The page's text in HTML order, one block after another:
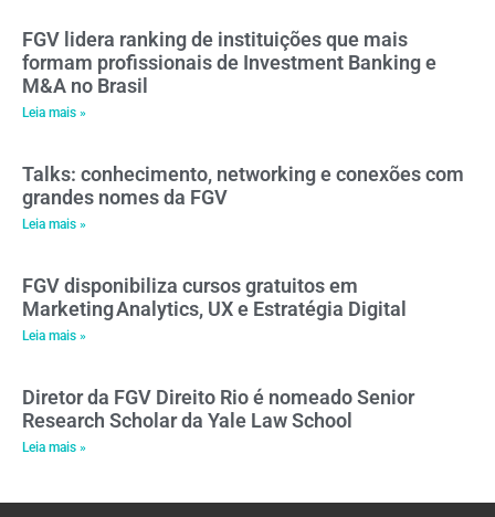
FGV lidera ranking de instituições que mais
formam profissionais de Investment Banking e
M&A no Brasil
Leia mais »
Talks: conhecimento, networking e conexões com
grandes nomes da FGV
Leia mais »
FGV disponibiliza cursos gratuitos em
Marketing Analytics, UX e Estratégia Digital
Leia mais »
Diretor da FGV Direito Rio é nomeado Senior
Research Scholar da Yale Law School
Leia mais »